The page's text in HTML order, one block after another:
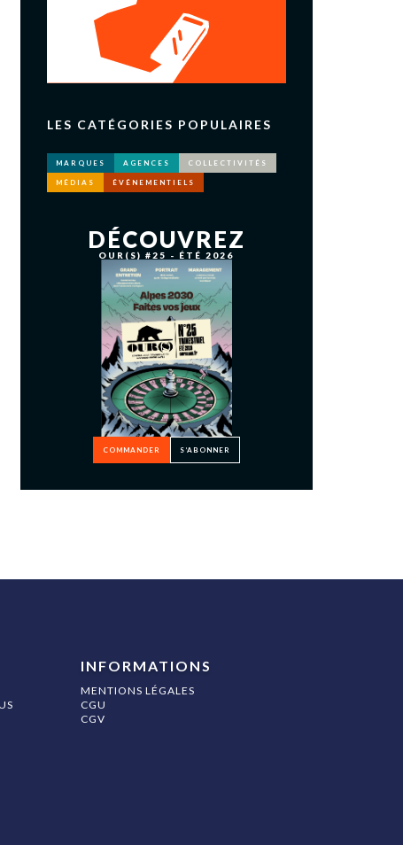
LES CATÉGORIES POPULAIRES
MARQUES AGENCES COLLECTIVITÉS
MÉDIAS ÉVÉNEMENTIELS
DÉCOUVREZ
OUR(S) #25 - ÉTÉ 2026
COMMANDER S’ABONNER
INFORMATIONS
MENTIONS LÉGALES
CGU
CGV